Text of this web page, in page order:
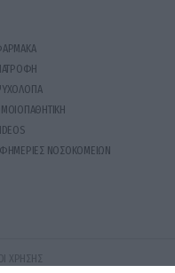
ΝΟΣΟΚΟΜΕΙΩΝ
ΧΡΗΣΗΣ